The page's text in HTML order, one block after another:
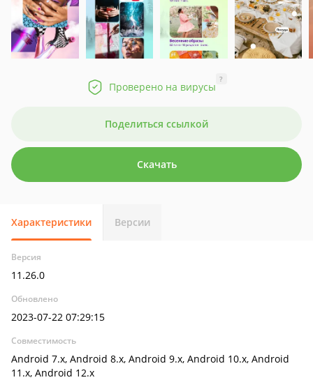
Проверено на вирусы
?
Поделиться ссылкой
Скачать
Характеристики Версии
Версия
11.26.0
Обновлено
2023-07-22 07:29:15
Совместимость
Android 7.x, Android 8.x, Android 9.x, Android 10.x, Android
11.x, Android 12.x